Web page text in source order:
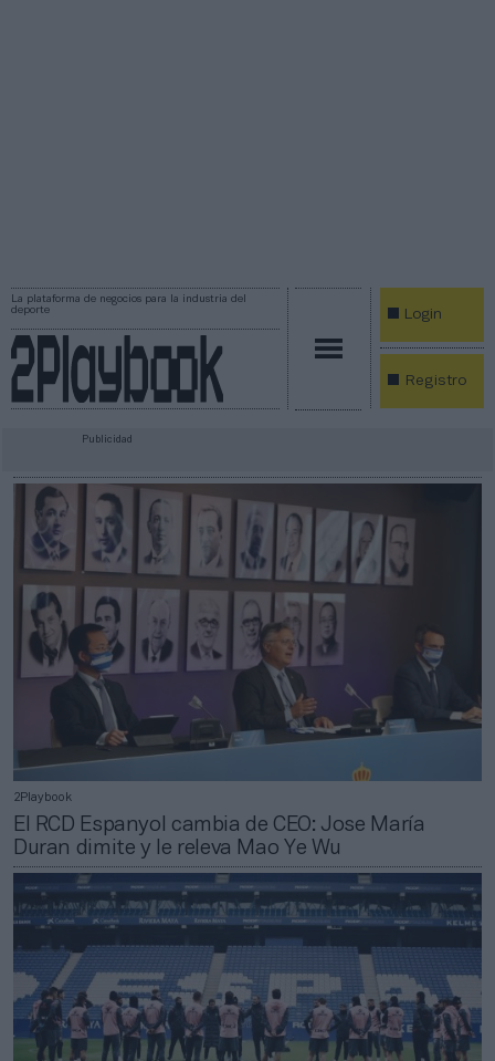
La plataforma de negocios para la industria del
deporte
Login
Registro
Publicidad
2Playbook
El RCD Espanyol cambia de CEO: Jose María
Duran dimite y le releva Mao Ye Wu